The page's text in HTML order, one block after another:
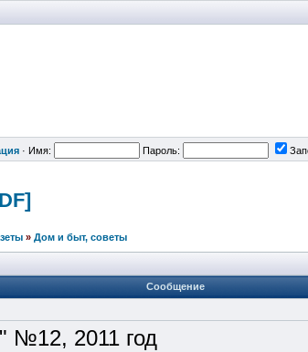
· Имя: Пароль:
» Дом и быт, советы
Сообщение
№12, 2011 год